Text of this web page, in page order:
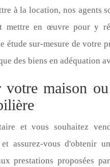
à la location, nos agents
mettre en œuvre pour y
étude sur-mesure de votre
des biens en adéquation
votre maison
et vous souhaitez
assurez-vous d'obtenir
prestations proposées